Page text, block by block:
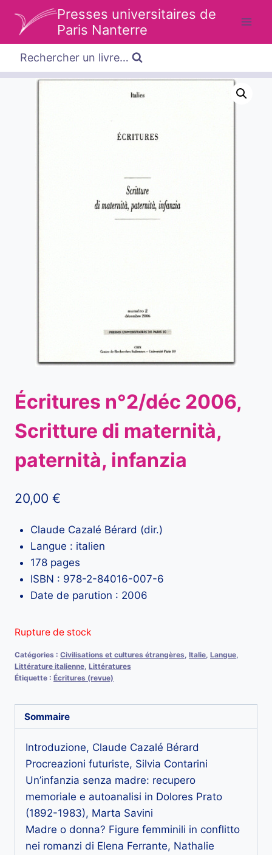
Presses universitaires de
Paris Nanterre
Rechercher un livre…
Écritures n°2/déc 2006,
Scritture di maternità,
paternità, infanzia
20,00 €
Claude Cazalé Bérard (dir.)
Langue : italien
178 pages
ISBN : 978-2-84016-007-6
Date de parution : 2006
Rupture de stock
Catégories : Civilisations et cultures étrangères, Italie, Langue,
Littérature italienne, Littératures
Étiquette : Écritures (revue)
Sommaire
Introduzione, Claude Cazalé Bérard
Procreazioni futuriste, Silvia Contarini
Un’infanzia senza madre: recupero
memoriale e autoanalisi in Dolores Prato
(1892-1983), Marta Savini
Madre o donna? Figure femminili in conflitto
nei romanzi di Elena Ferrante, Nathalie